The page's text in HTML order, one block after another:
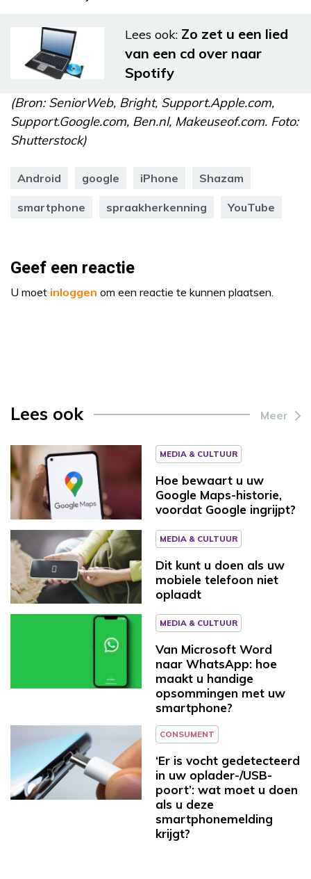
Lees ook: Zo zet u een lied
van een cd over naar
Spotify
(Bron: SeniorWeb, Bright, Support.Apple.com,
Support.Google.com, Ben.nl, Makeuseof.com. Foto:
Shutterstock)
Android google iPhone Shazam
smartphone spraakherkenning YouTube
Geef een reactie
U moet inloggen om een reactie te kunnen plaatsen.
Lees ook Meer
MEDIA & CULTUUR
Hoe bewaart u uw
Google Maps-historie,
voordat Google ingrijpt?
MEDIA & CULTUUR
Dit kunt u doen als uw
mobiele telefoon niet
oplaadt
MEDIA & CULTUUR
Van Microsoft Word
naar WhatsApp: hoe
maakt u handige
opsommingen met uw
smartphone?
CONSUMENT
‘Er is vocht gedetecteerd
in uw oplader-/USB-
poort’: wat moet u doen
als u deze
smartphonemelding
krijgt?